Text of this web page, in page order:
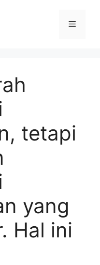
Menu
tetapi
yang
Hal ini